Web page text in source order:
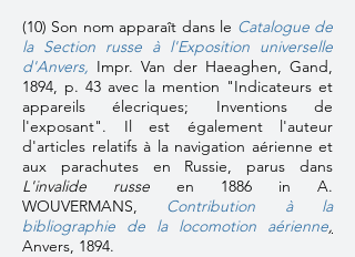
(10) Son nom apparaît dans le Catalogue de
la Section russe à l'Exposition universelle
d'Anvers, Impr. Van der Haeaghen, Gand,
1894, p. 43 avec la mention "Indicateurs et
appareils élecriques; Inventions de
l'exposant". Il est également l'auteur
d'articles relatifs à la navigation aérienne et
aux parachutes en Russie, parus dans
L'invalide russe en 1886 in A.
WOUVERMANS, Contribution à la
bibliographie de la locomotion aérienne,
Anvers, 1894.